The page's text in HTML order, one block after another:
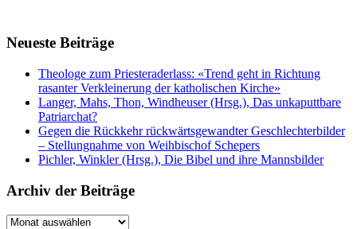
Neueste Beiträge
Theologe zum Priesteraderlass: «Trend geht in Richtung
rasanter Verkleinerung der katholischen Kirche»
Langer, Mahs, Thon, Windheuser (Hrsg.), Das unkaputtbare
Patriarchat?
Gegen die Rückkehr rückwärtsgewandter Geschlechterbilder
– Stellungnahme von Weihbischof Schepers
Pichler, Winkler (Hrsg.), Die Bibel und ihre Mannsbilder
Archiv der Beiträge
Archiv